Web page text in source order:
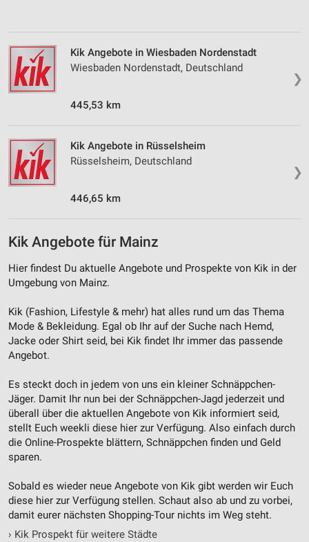
❯
Kik Angebote in Wiesbaden Nordenstadt
Wiesbaden Nordenstadt, Deutschland
445,53 km
❯
Kik Angebote in Rüsselsheim
Rüsselsheim, Deutschland
446,65 km
Kik Angebote für Mainz
Hier findest Du aktuelle Angebote und Prospekte von Kik in der
Umgebung von Mainz.
Kik (Fashion, Lifestyle & mehr‎) hat alles rund um das Thema
Mode & Bekleidung. Egal ob Ihr auf der Suche nach Hemd,
Jacke oder Shirt seid, bei Kik findet Ihr immer das passende
Angebot.
Es steckt doch in jedem von uns ein kleiner Schnäppchen-
Jäger. Damit Ihr nun bei der Schnäppchen-Jagd jederzeit und
überall über die aktuellen Angebote von Kik informiert seid,
stellt Euch weekli diese hier zur Verfügung. Also einfach durch
die Online-Prospekte blättern, Schnäppchen finden und Geld
sparen.
Sobald es wieder neue Angebote von Kik gibt werden wir Euch
diese hier zur Verfügung stellen. Schaut also ab und zu vorbei,
damit eurer nächsten Shopping-Tour nichts im Weg steht.
› Kik Prospekt für weitere Städte
Messung der Werbeleistung
Messung der Performance von Inhalten
Analyse von Zielgruppen durch Statistiken oder
Quellen
Entwicklung und Verbesserung der Angebote
Verwendung reduzierter Daten zur Auswahl von
Verwendung genauer Standortdaten
Geräte anhand von aktiv angeforderten
Informationen identifizieren
Nicht-IAB-Verarbeitungszwecke:
Notwendig
Performance
Funktional
Werbung